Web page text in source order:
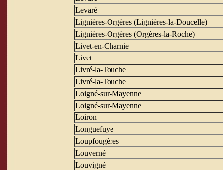
Levaré
Lignières-Orgères (Lignières-la-Doucelle)
Lignières-Orgères (Orgères-la-Roche)
Livet-en-Charnie
Livet
Livré-la-Touche
Livré-la-Touche
Loigné-sur-Mayenne
Loigné-sur-Mayenne
Loiron
Longuefuye
Loupfougères
Louverné
Louvigné